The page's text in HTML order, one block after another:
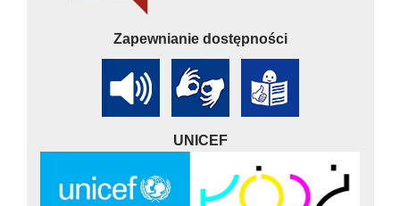
Zapewnianie dostępności
UNICEF